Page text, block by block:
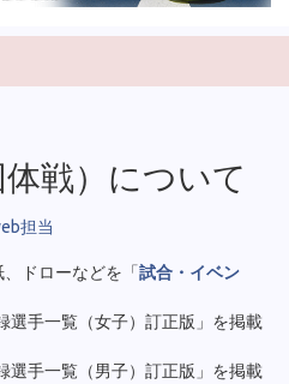
戦）について
担当
ドローなどを「試合・イベン
選手一覧（女子）訂正版」を掲載
選手一覧（男子）訂正版」を掲載